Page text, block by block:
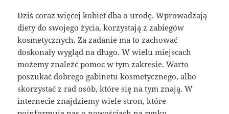
Dziś coraz więcej kobiet dba o urodę. Wprowadzają
diety do swojego życia, korzystają z zabiegów
kosmetycznych. Za zadanie ma to zachować
doskonały wygląd na długo. W wielu miejscach
możemy znaleźć pomoc w tym zakresie. Warto
poszukać dobrego gabinetu kosmetycznego, albo
skorzystać z rad osób, które się na tym znają. W
internecie znajdziemy wiele stron, które